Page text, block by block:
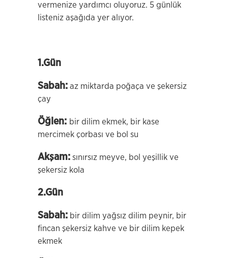
vermenize yardımcı oluyoruz. 5 günlük
listeniz aşağıda yer alıyor.
1.Gün
Sabah: az miktarda poğaça ve şekersiz
çay
Öğlen: bir dilim ekmek, bir kase
mercimek çorbası ve bol su
Akşam: sınırsız meyve, bol yeşillik ve
şekersiz kola
2.Gün
Sabah: bir dilim yağsız dilim peynir, bir
fincan şekersiz kahve ve bir dilim kepek
ekmek